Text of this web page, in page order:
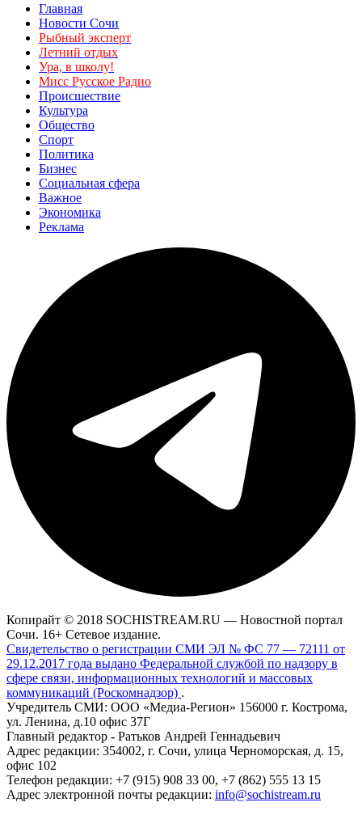
Главная
Новости Сочи
Рыбный эксперт
Летний отдых
Ура, в школу!
Мисс Русское Радио
Происшествие
Культура
Общество
Спорт
Политика
Бизнес
Социальная сфера
Важное
Экономика
Реклама
Копирайт © 2018 SOCHISTREAM.RU — Новостной портал
Сочи. 16+ Сетевое издание.
Свидетельство о регистрации СМИ ЭЛ № ФС 77 — 72111 от
29.12.2017 года выдано Федеральной службой по надзору в
сфере связи, информационных технологий и массовых
коммуникаций (Роскомнадзор) .
Учредитель СМИ: ООО «Медиа-Регион» 156000 г. Кострома,
ул. Ленина, д.10 офис 37Г
Главный редактор - Ратьков Андрей Геннадьевич
Адрес редакции: 354002, г. Сочи, улица Черноморская, д. 15,
офис 102
Телефон редакции: +7 (915) 908 33 00, +7 (862) 555 13 15
Адрес электронной почты редакции: info@sochistream.ru